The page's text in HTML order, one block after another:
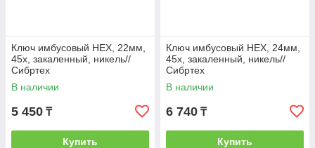
Ключ имбусовый HEX, 22мм,
45x, закаленный, никель//
Сибртех
В наличии
5 450 ₸
Купить
Ключ имбусовый HEX, 24мм,
45x, закаленный, никель//
Сибртех
В наличии
6 740 ₸
Купить